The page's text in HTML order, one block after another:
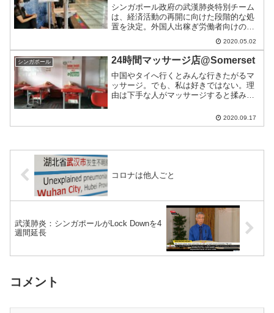
シンガポール政府の武漢肺炎特別チーム
は、経済活動の再開に向けた段階的な処
置を決定。外国人出稼ぎ労働者向けの寄
宿舎(dormitory)ではまだ発生しているも
のの、ローカルでの感染減少を受けたも
の。
2020.05.02
シンガポール 24時間マッサージ店@Somerset
中国やタイへ行くとみんな行きたがるマ
ッサージ。でも、私は好きではない。理
由は下手な人がマッサージすると揉み返
2020.09.17
コロナは他人ごと
武漢肺炎：シンガポールがLock Downを4
週間延長
コメント